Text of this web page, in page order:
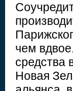
чем
средства
Новая